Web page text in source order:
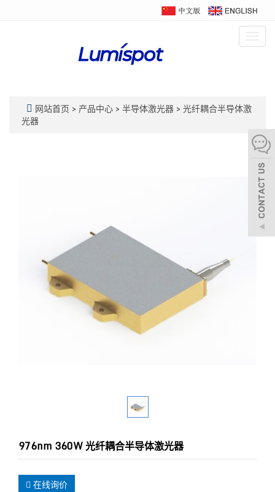
网站首页 > 产品中心 > 半导体激光器 > 光纤耦合半导体激
光器
976nm 360W 光纤耦合半导体激光器
在线询价